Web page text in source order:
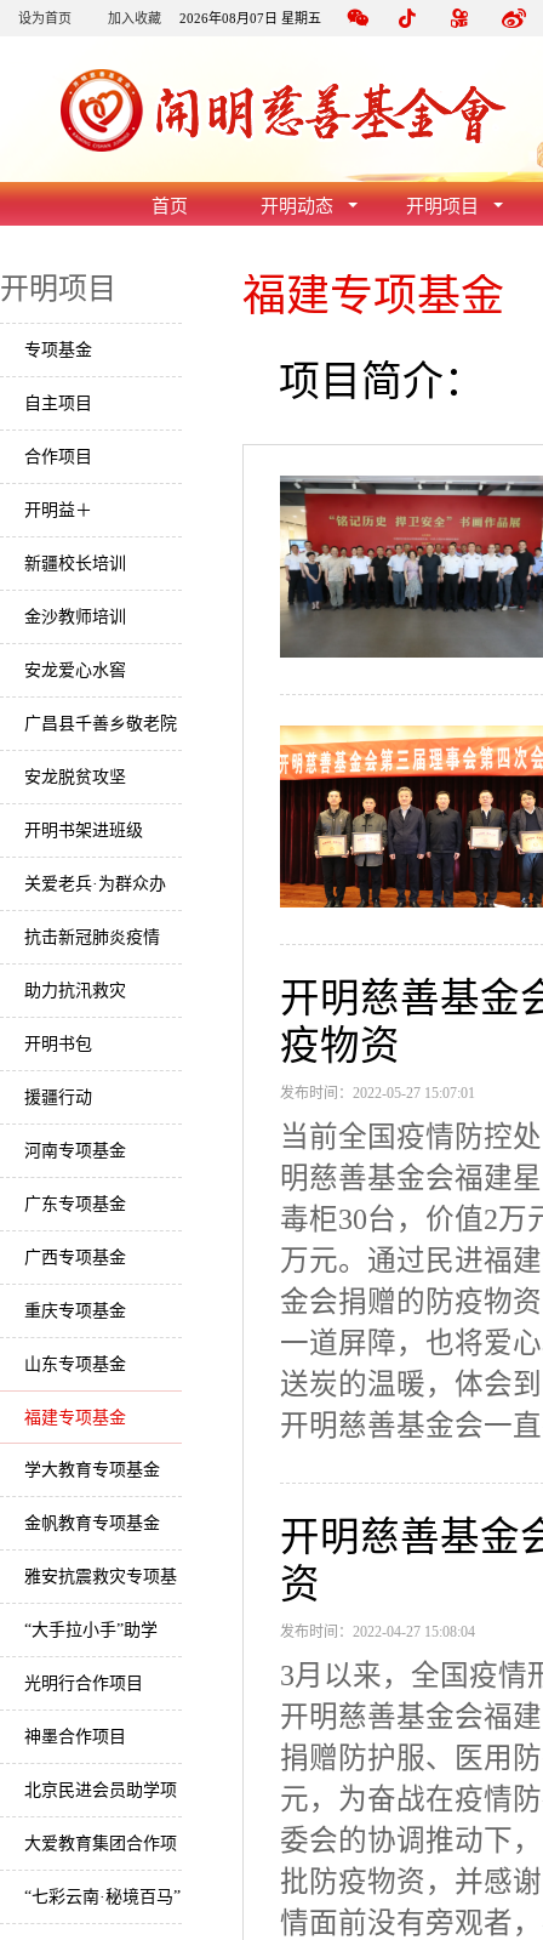
设为首页 加入收藏 2026年08月07日 星期五
首页 开明动态 开明项目
开明项目
专项基金
自主项目
合作项目
开明益＋
新疆校长培训
金沙教师培训
安龙爱心水窖
广昌县千善乡敬老院
安龙脱贫攻坚
开明书架进班级
关爱老兵·为群众办
实事
抗击新冠肺炎疫情
助力抗汛救灾
开明书包
援疆行动
河南专项基金
广东专项基金
广西专项基金
重庆专项基金
山东专项基金
福建专项基金
学大教育专项基金
金帆教育专项基金
雅安抗震救灾专项基
金
“大手拉小手”助学
光明行合作项目
神墨合作项目
北京民进会员助学项
目
大爱教育集团合作项
目
“七彩云南·秘境百马”
福建专项基金
项目简介：
开明慈善基金
疫物资
发布时间：2022-05-27 15:07:01
当前全国疫情防控
明慈善基金会福建
毒柜30台，价值2万
万元。通过民进福
金会捐赠的防疫物
一道屏障，也将爱
送炭的温暖，体会
开明慈善基金会一
开明慈善基金
资
发布时间：2022-04-27 15:08:04
3月以来，全国疫情
开明慈善基金会福
捐赠防护服、医用
元，为奋战在疫情
委会的协调推动下
批防疫物资，并感
情面前没有旁观者